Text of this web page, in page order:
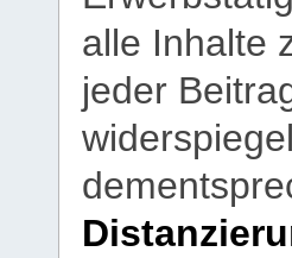
alle Inhalte
jeder